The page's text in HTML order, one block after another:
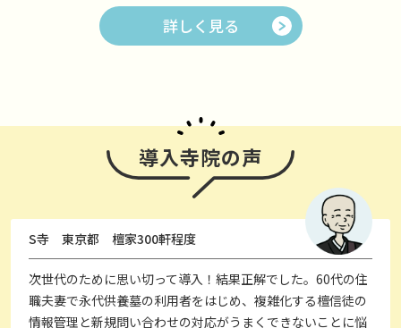
詳しく見る
導入寺院の声
S寺 東京都 檀家300軒程度
次世代のために思い切って導入！結果正解でした。60代の住
職夫妻で永代供養墓の利用者をはじめ、複雑化する檀信徒の
情報管理と新規問い合わせの対応がうまくできないことに悩